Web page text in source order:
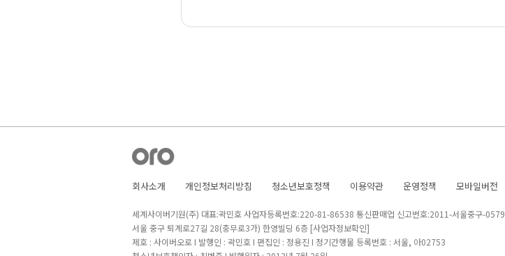
회사소개 개인정보처리방침 청소년보호정책 이용약관 운영정책 모바일버전
세계사이버기원(주) 대표:곽민호 사업자등록번호:220-81-86538 통신판매업 신고번호:2011-서울중구-0579
서울 중구 퇴계로27길 28(충무로3가) 한영빌딩 6층 [사업자정보확인]
제호 : 사이버오로 I 발행인 : 곽민호 I 편집인 : 정용진 I 정기간행물 등록번호 : 서울, 아02753